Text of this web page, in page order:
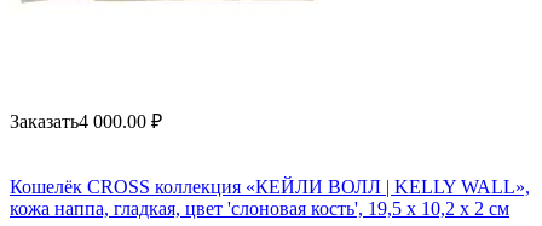
Заказать4 000.00 ₽
Кошелёк CROSS коллекция «КЕЙЛИ ВОЛЛ | KELLY WALL»,
кожа наппа, гладкая, цвет 'слоновая кость', 19,5 x 10,2 x 2 см